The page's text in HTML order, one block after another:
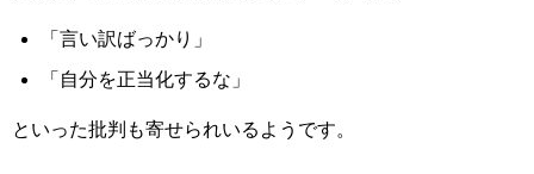
「言い訳ばっかり」
「自分を正当化するな」
といった批判も寄せられいるようです。